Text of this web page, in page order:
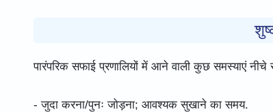
पारंपरिक सफाई प्रणालियों में आने वाली कुछ समस्याएं नीचे
- जुदा करना/पुनः जोड़ना; आवश्यक सुखाने का समय.